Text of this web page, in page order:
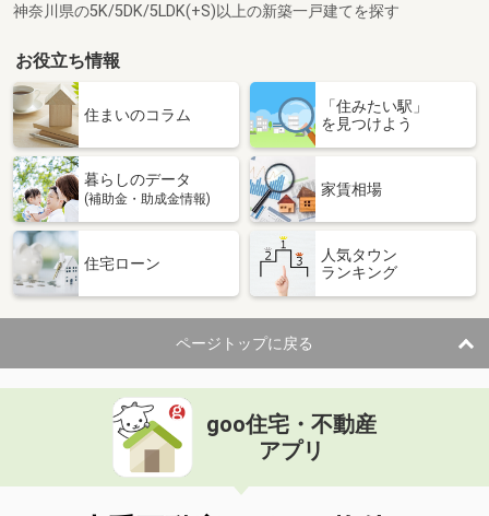
神奈川県の5K/5DK/5LDK(+S)以上の新築一戸建てを探す
お役立ち情報
住まいのコラム
「住みたい駅」
を見つけよう
暮らしのデータ
(補助金・助成金情報)
家賃相場
住宅ローン
人気タウン
ランキング
ページトップに戻る
goo住宅・不動産
アプリ